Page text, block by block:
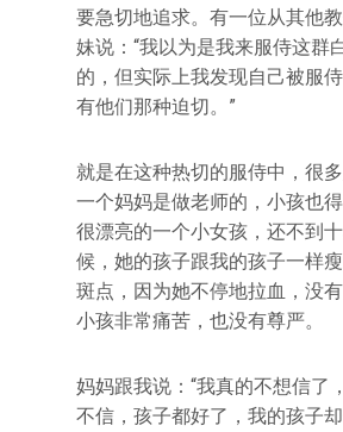
要急切地追求。有一位从其他
妹说：“我以为是我来服侍这群
的，但实际上我发现自己被服
有他们那种迫切。”
就是在这种热切的服侍中，很多
一个妈妈是做老师的，小孩也得
很漂亮的一个小女孩，还不到
候，她的孩子跟我的孩子一样
斑点，因为她不停地拉血，没有
小孩非常痛苦，也没有尊严。
妈妈跟我说：“我真的不想信了
不信，孩子都好了，我的孩子